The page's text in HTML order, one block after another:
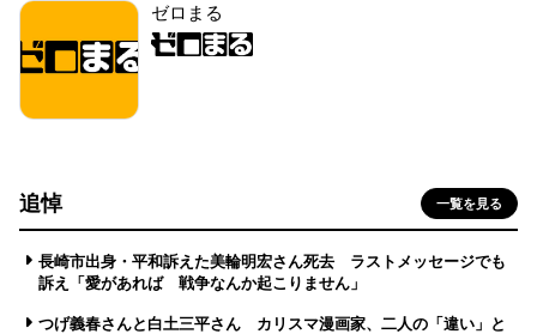
ゼロまる
追悼 一覧を見る
長崎市出身・平和訴えた美輪明宏さん死去 ラストメッセージでも
訴え「愛があれば 戦争なんか起こりません」
つげ義春さんと白土三平さん カリスマ漫画家、二人の「違い」と